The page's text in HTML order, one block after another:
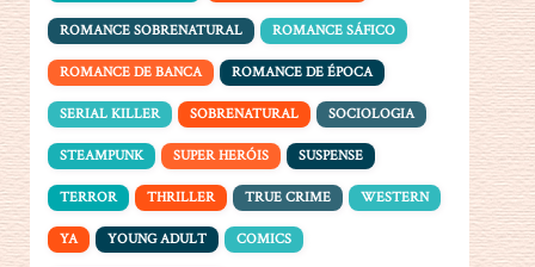
ROMANCE SOBRENATURAL ROMANCE SÁFICO
ROMANCE DE BANCA ROMANCE DE ÉPOCA
SERIAL KILLER SOBRENATURAL SOCIOLOGIA
STEAMPUNK SUPER HERÓIS SUSPENSE
TERROR THRILLER TRUE CRIME WESTERN
YA YOUNG ADULT COMICS